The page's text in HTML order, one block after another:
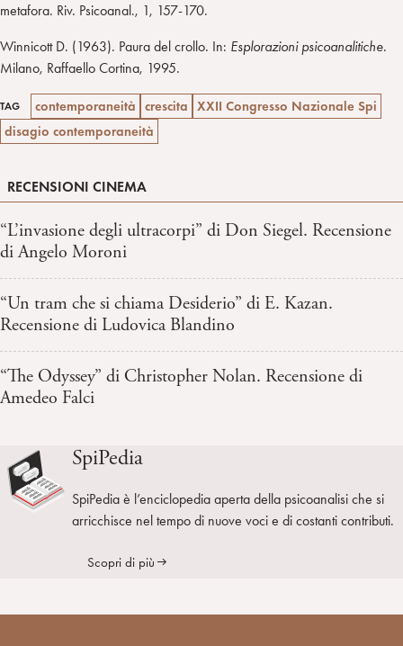
metafora. Riv. Psicoanal., 1, 157-170.
Winnicott D. (1963). Paura del crollo. In: Esplorazioni psicoanalitiche.
Milano, Raffaello Cortina, 1995.
TAG contemporaneità crescita
XXII Congresso Nazionale Spi
disagio contemporaneità
RECENSIONI CINEMA
“L’invasione degli ultracorpi” di Don Siegel. Recensione
di Angelo Moroni
“Un tram che si chiama Desiderio” di E. Kazan.
Recensione di Ludovica Blandino
“The Odyssey” di Christopher Nolan. Recensione di
Amedeo Falci
SpiPedia
SpiPedia è l’enciclopedia aperta della psicoanalisi che si
arricchisce nel tempo di nuove voci e di costanti contributi.
Scopri di più